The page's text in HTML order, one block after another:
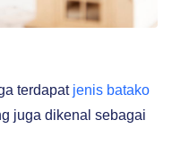
terdapat jenis batako
juga dikenal sebagai